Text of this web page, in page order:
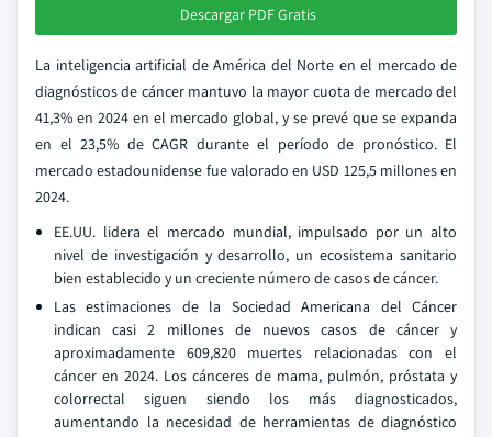
Descargar PDF Gratis
La inteligencia artificial de América del Norte en el mercado de
diagnósticos de cáncer mantuvo la mayor cuota de mercado del
41,3% en 2024 en el mercado global, y se prevé que se expanda
en el 23,5% de CAGR durante el período de pronóstico. El
mercado estadounidense fue valorado en USD 125,5 millones en
2024.
EE.UU. lidera el mercado mundial, impulsado por un alto
nivel de investigación y desarrollo, un ecosistema sanitario
bien establecido y un creciente número de casos de cáncer.
Las estimaciones de la Sociedad Americana del Cáncer
indican casi 2 millones de nuevos casos de cáncer y
aproximadamente 609,820 muertes relacionadas con el
cáncer en 2024. Los cánceres de mama, pulmón, próstata y
colorrectal siguen siendo los más diagnosticados,
aumentando la necesidad de herramientas de diagnóstico